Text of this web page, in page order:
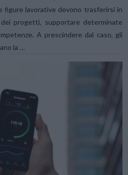
POST
figure lavorative devono trasferirsi in
progetti, supportare determinate
A prescindere dal caso, gli
la …